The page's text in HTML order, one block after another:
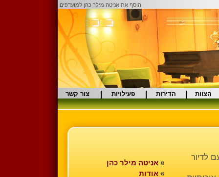
הוסף את אניטה מילר כהן למועדפים
הצוות הדירות פעילויות צור קשר
לדיור
» אניטה מילר כהן
» אודות